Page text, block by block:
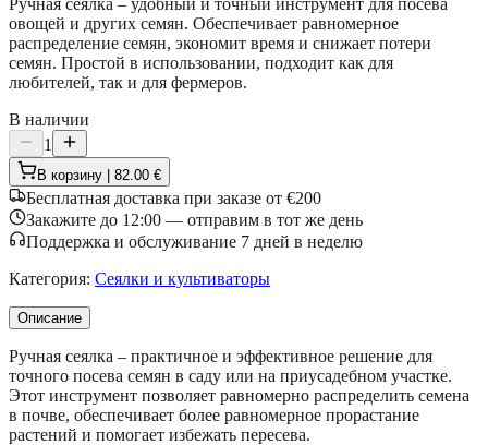
овощей и других семян. Обеспечивает равномерное
распределение семян, экономит время и снижает потери
семян. Простой в использовании, подходит как для
любителей, так и для фермеров.
В наличии
1
В корзину | 82.00 €
Бесплатная доставка при заказе от €200
Закажите до 12:00 — отправим в тот же день
Поддержка и обслуживание 7 дней в неделю
Категория: Сеялки и культиваторы
Описание
Ручная сеялка – практичное и эффективное решение для
точного посева семян в саду или на приусадебном участке.
Этот инструмент позволяет равномерно распределить семена
в почве, обеспечивает более равномерное прорастание
растений и помогает избежать пересева.